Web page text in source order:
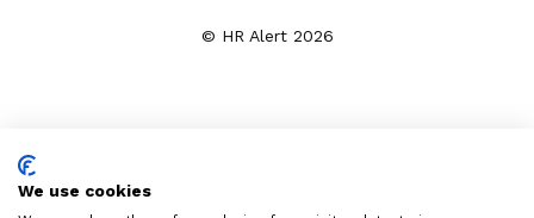
© HR Alert 2026
We use cookies